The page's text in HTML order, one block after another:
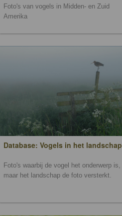
Foto's van vogels in Midden- en Zuid
Amerika
Database: Vogels in het landschap
Foto's waarbij de vogel het onderwerp is,
maar het landschap de foto versterkt.